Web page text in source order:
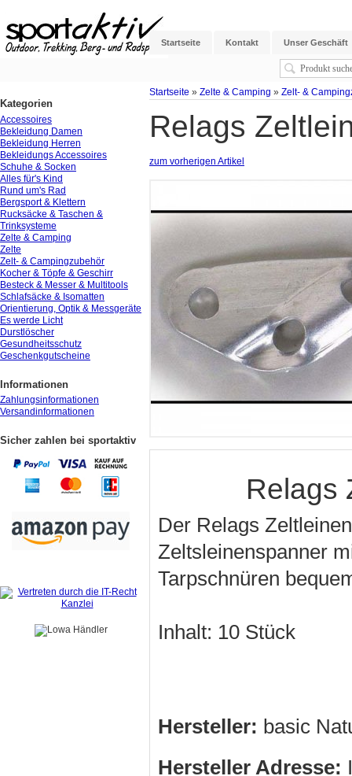
Startseite Kontakt Unser Geschäft
Startseite » Zelte & Camping » Zelt- &
Relags
zum vorherigen Artikel
Relags
Der Relags
Zeltsleinenspanner
Tarpschnüren
Inhalt: 10 Stück
Hersteller: basic
Hersteller Adresse:
Kategorien
Accessoires
Bekleidung Damen
Bekleidung Herren
Bekleidungs Accessoires
Schuhe & Socken
Alles für's Kind
Rund um's Rad
Bergsport & Klettern
Rucksäcke & Taschen &
Trinksysteme
Zelte & Camping
Zelte
Zelt- & Campingzubehör
Kocher & Töpfe & Geschirr
Besteck & Messer & Multitools
Schlafsäcke & Isomatten
Orientierung, Optik & Messgeräte
Es werde Licht
Durstlöscher
Gesundheitsschutz
Geschenkgutscheine
Informationen
Zahlungsinformationen
Versandinformationen
Sicher zahlen bei sportaktiv